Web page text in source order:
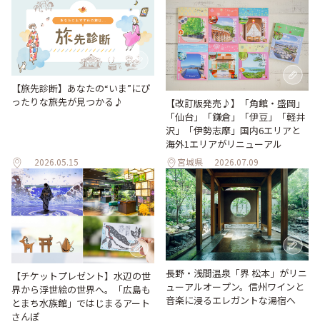
【旅先診断】あなたの“いま”にぴ
ったりな旅先が見つかる♪
2026.05.15
【改訂版発売♪】「角館・盛岡」
「仙台」「鎌倉」「伊豆」「軽井
沢」「伊勢志摩」国内6エリアと
海外1エリアがリニューアル
宮城県 2026.07.09
【チケットプレゼント】水辺の世
界から浮世絵の世界へ。「広島も
とまち水族館」ではじまるアート
さんぽ
長野・浅間温泉「界 松本」がリニ
ューアルオープン。信州ワインと
音楽に浸るエレガントな湯宿へ